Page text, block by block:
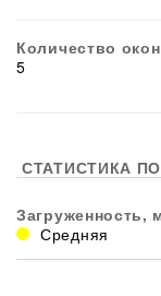
Количество
5
СТАТИСТИКА
Загруженность,
Средняя